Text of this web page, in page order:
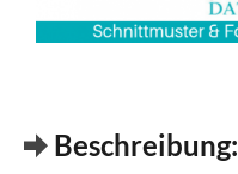
Beschreibung: